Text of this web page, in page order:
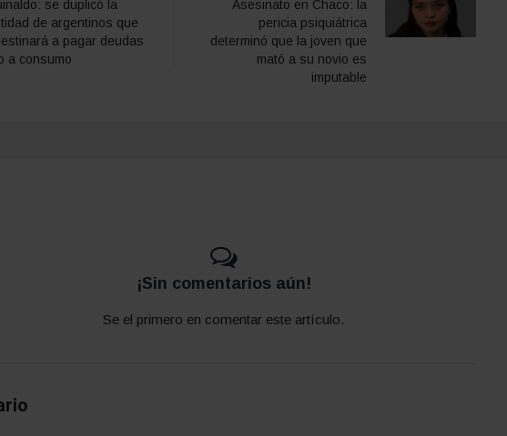
se duplicó la
de argentinos que
a pagar deudas
a consumo
Asesinato en Chaco: la
pericia psiquiátrica
determinó que la joven que
mató a su novio es
imputable
¡Sin comentarios aún!
Se el primero en comentar este artículo.